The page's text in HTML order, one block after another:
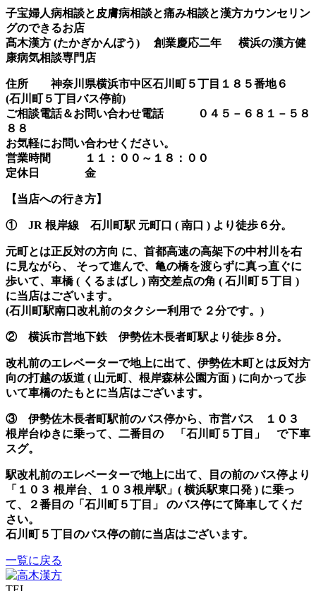
子宝婦人病相談と皮膚病相談と痛み相談と漢方カウンセリン
グのできるお店
髙木漢方 (たかぎかんぽう) 創業慶応二年 横浜の漢方健
康病気相談専門店
住所 神奈川県横浜市中区石川町５丁目１８５番地６
(石川町５丁目バス停前)
ご相談電話＆お問い合わせ電話 ０４５－６８１－５８
８８
お気軽にお問い合わせください。
営業時間 １１：００～１８：００
定休日 金
【当店への行き方】
① JR 根岸線 石川町駅 元町口 ( 南口 ) より徒歩６分。
元町とは正反対の方向 に、首都高速の高架下の中村川を右
に見ながら、 そって進んで、亀の橋を渡らずに真っ直ぐに
歩いて、車橋 ( くるまばし ) 南交差点の角 ( 石川町５丁目 )
に当店はございます。
(石川町駅南口改札前のタクシー利用で ２分です。)
② 横浜市営地下鉄 伊勢佐木長者町駅より徒歩８分。
改札前のエレベーターで地上に出て、伊勢佐木町とは反対方
向の打越の坂道 ( 山元町、根岸森林公園方面 ) に向かって歩
いて車橋のたもとに当店はございます。
③ 伊勢佐木長者町駅前のバス停から、市営バス １０３
根岸台ゆきに乗って、二番目の 「石川町５丁目」 で下車
スグ。
駅改札前のエレベーターで地上に出て、目の前のバス停より
「１０３ 根岸台、１０３根岸駅」( 横浜駅東口発 ) に乗っ
て、２番目の「石川町５丁目」 のバス停にて降車してくだ
さい。
石川町５丁目のバス停の前に当店はございます。
一覧に戻る